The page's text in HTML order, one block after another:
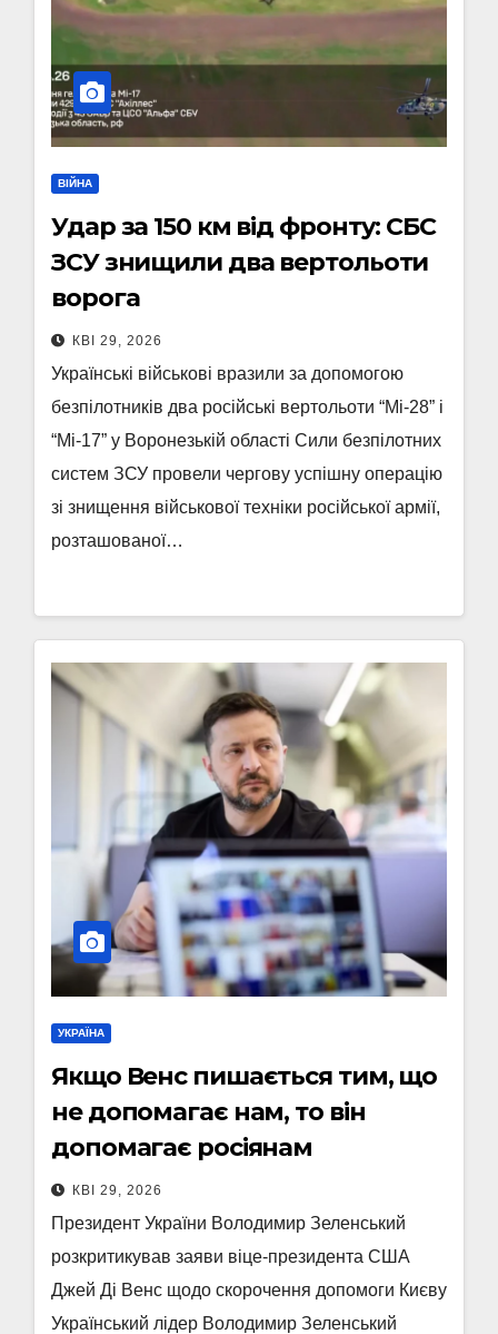
ВІЙНА
Удар за 150 км від фронту: СБС
ЗСУ знищили два вертольоти
ворога
КВІ 29, 2026
Українські військові вразили за допомогою
безпілотників два російські вертольоти “Мі-28” і
“Мі-17” у Воронезькій області Сили безпілотних
систем ЗСУ провели чергову успішну операцію
зі знищення військової техніки російської армії,
розташованої…
УКРАЇНА
Якщо Венс пишається тим, що
не допомагає нам, то він
допомагає росіянам
КВІ 29, 2026
Президент України Володимир Зеленський
розкритикував заяви віце-президента США
Джей Ді Венс щодо скорочення допомоги Києву
Український лідер Володимир Зеленський